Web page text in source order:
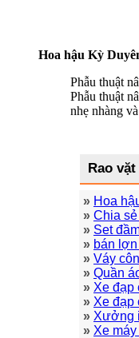
Hoa hậu Kỳ
Phẫu thuật
Phẫu thuật
nhẹ nhàng
Rao
» Hoa
» Chia
» Set
» bán
» Váy
» Quần
» Xe đạp
» Xe đạp
» Xưởng
» Xe